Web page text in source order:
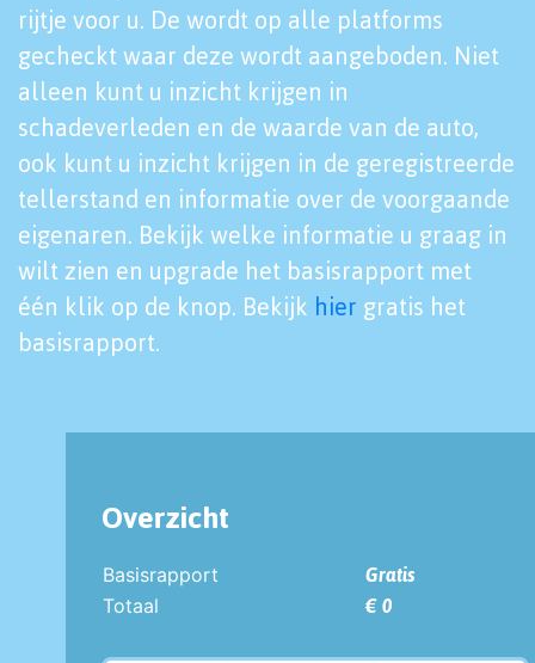
rijtje voor u. De wordt op alle platforms
gecheckt waar deze wordt aangeboden. Niet
alleen kunt u inzicht krijgen in
schadeverleden en de waarde van de auto,
ook kunt u inzicht krijgen in de geregistreerde
tellerstand en informatie over de voorgaande
eigenaren. Bekijk welke informatie u graag in
wilt zien en upgrade het basisrapport met
één klik op de knop. Bekijk hier gratis het
basisrapport.
Overzicht
Basisrapport
Gratis
Totaal
€ 0